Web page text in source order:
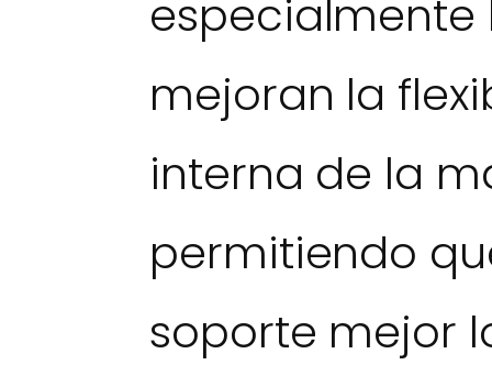
especialmente
mejoran la
interna de la
permitiendo
soporte mejor